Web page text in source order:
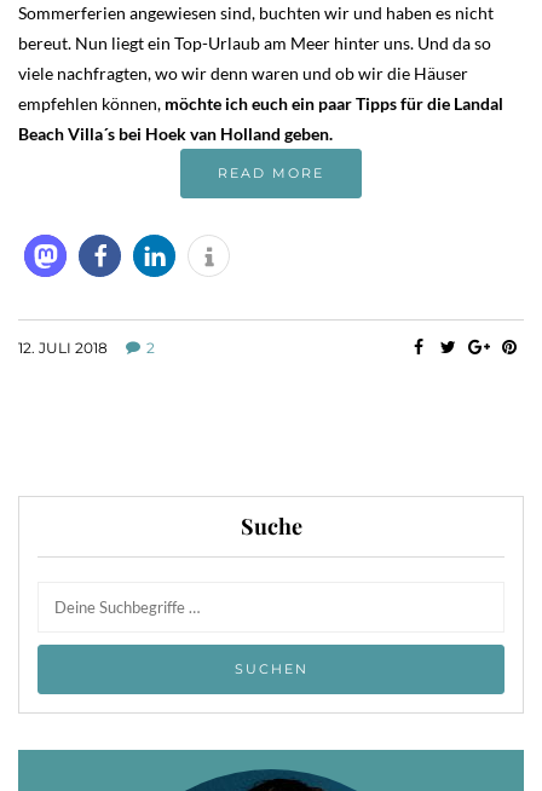
Sommerferien angewiesen sind, buchten wir und haben es nicht
bereut. Nun liegt ein Top-Urlaub am Meer hinter uns. Und da so
viele nachfragten, wo wir denn waren und ob wir die Häuser
empfehlen können, möchte ich euch ein paar Tipps für die Landal
Beach Villa´s bei Hoek van Holland geben.
READ MORE
12. JULI 2018 2
Suche